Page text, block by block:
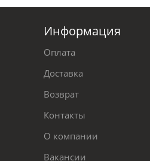
Информация
Оплата
Доставка
Возврат
Контакты
О компании
Вакансии